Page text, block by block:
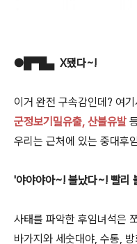
●█▀█▄ X됐다~!
이거 완전 구속감인데? 여
군정보기밀유출, 산불유발
우리는 근처에 있는 중대후
'야야야아~! 불났다~! 빨리
사태를 파악한 후임녀석은
바가지와 세숫대야, 수통,